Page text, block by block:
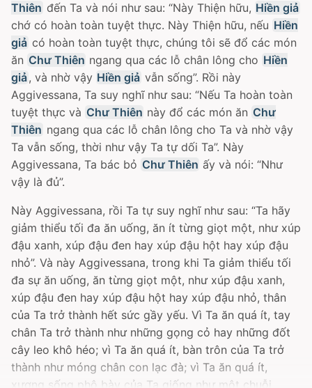
Thiên đến Ta và nói như sau: “Này Thiện hữu, Hiền giả
chớ có hoàn toàn tuyệt thực. Này Thiện hữu, nếu Hiền
giả có hoàn toàn tuyệt thực, chúng tôi sẽ đổ các món
ăn Chư Thiên ngang qua các lỗ chân lông cho Hiền
giả, và nhờ vậy Hiền giả vẫn sống”. Rồi này
Aggivessana, Ta suy nghĩ như sau: “Nếu Ta hoàn toàn
tuyệt thực và Chư Thiên này đổ các món ăn Chư
Thiên ngang qua các lỗ chân lông cho Ta và nhờ vậy
Ta vẫn sống, thời như vậy Ta tự dối Ta”. Này
Aggivessana, Ta bác bỏ Chư Thiên ấy và nói: “Như
vậy là đủ”.
Này Aggivessana, rồi Ta tự suy nghĩ như sau: “Ta hãy
giảm thiểu tối đa ăn uống, ăn ít từng giọt một, như xúp
đậu xanh, xúp đậu đen hay xúp đậu hột hay xúp đậu
nhỏ”. Và này Aggivessana, trong khi Ta giảm thiểu tối
đa sự ăn uống, ăn từng giọt một, như xúp đậu xanh,
xúp đậu đen hay xúp đậu hột hay xúp đậu nhỏ, thân
của Ta trở thành hết sức gầy yếu. Vì Ta ăn quá ít, tay
chân Ta trở thành như những gọng cỏ hay những đốt
cây leo khô héo; vì Ta ăn quá ít, bàn trôn của Ta trở
thành như móng chân con lạc đà; vì Ta ăn quá ít,
xương sống phô bày của Ta giống như một chuỗi